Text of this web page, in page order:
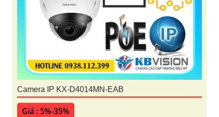
Camera IP KX-D4014MN-EAB
Giá : 5%-35%